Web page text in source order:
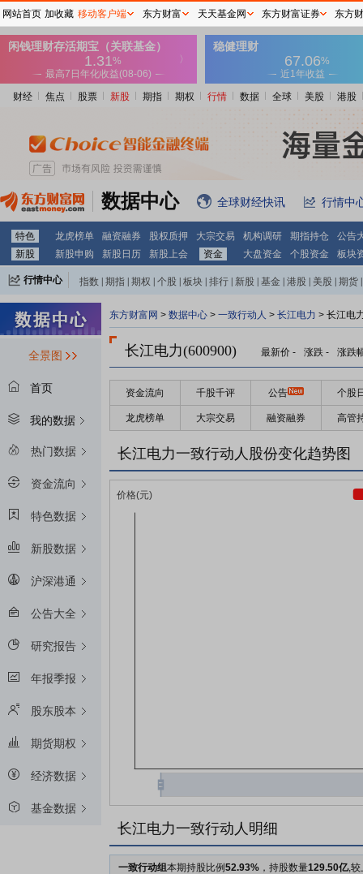
财经 焦点 股票 新股 期指 期权 行情 数据 全球 美股 港股
数据中心 全球财经快讯 行情中
特色 龙虎榜单 融资融券 股权质押 大宗交易 机构调研 期指持仓
公告
新股
新股申购 新股日历 新股上会 资金 大盘资金 个股资金 板块
行情中心 指数 期指 期权 个股 板块 排行 新股 基金 港股 美股 期货
全景图
首页
我的数据
热门数据
资金流向
特色数据
新股数据
沪深港通
公告大全
研究报告
年报季报
股东股本
期货期权
经济数据
基金数据
东方财富网 > 数据中心 > 一致行动人 > 长江电力 > 长江电
长江电力(600900) 最新价 - 涨跌 - 涨跌
资金流向 千股千评 公告 个股
龙虎榜单 大宗交易 融资融券 高管
长江电力一致行动人股份变化趋势图
长江电力一致行动人明细
一致行动组本期持股比例52.93% ，持股数量129.50亿,较
网站首页 加收藏 移动客户端 东方财富 天天基金网 东方财富证券 东方